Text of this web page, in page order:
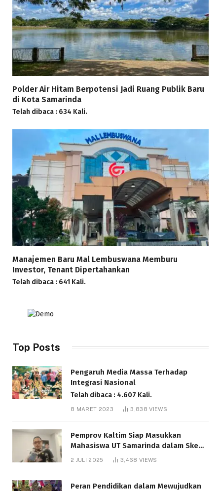
Polder Air Hitam Berpotensi Jadi Ruang Publik Baru
di Kota Samarinda
Telah dibaca : 634 Kali.
Manajemen Baru Mal Lembuswana Memburu
Investor, Tenant Dipertahankan
Telah dibaca : 641 Kali.
Top Posts
Pengaruh Media Massa Terhadap
Integrasi Nasional
Telah dibaca : 4.607 Kali.
8 MARET 2023 3,838VIEWS
Pemprov Kaltim Siap Masukkan
Mahasiswa UT Samarinda dalam Skema
Bantuan Pendidikan Gratispol
2 JULI 2025 3,468 VIEWS
Peran Pendidikan dalam Mewujudkan